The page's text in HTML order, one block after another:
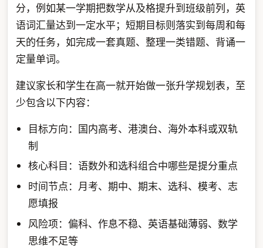
分，例如某一学期把数学从及格提升到班级前列，英
语词汇量达到一定水平；短期目标则落实到每周和每
天的任务，如完成一套真题、整理一类错题、背诵一
定量单词。
建议家长和学生在高一就开始做一张升学规划表，至
少包含以下内容：
目标方向：国内高考、港澳台、海外本科或双轨
制
核心科目：语数外和选科组合中哪些是提分重点
时间节点：月考、期中、期末、选科、模考、志
愿填报
风险项：偏科、作息不稳、英语基础薄弱、数学
思维不足等